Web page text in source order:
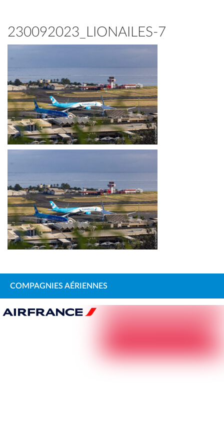
230092023_LIONAILES-7
COMPAGNIES AÉRIENNES